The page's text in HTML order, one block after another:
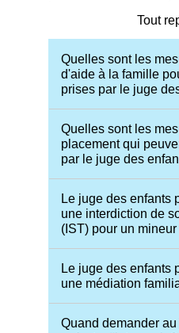
Tout
Quelles sont les
d'aide à la famille
prises par le juge
Quelles sont les
placement qui
par le juge des
Le juge des enfants
une interdiction de
(IST) pour un mineur
Le juge des enfants
une médiation
Quand demander